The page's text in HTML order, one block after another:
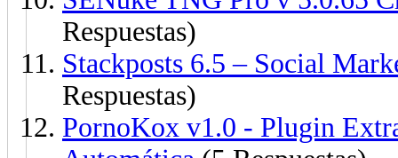
Respuestas)
Stackposts 6.5 – Social
Respuestas)
PornoKox v1.0 - Plugin